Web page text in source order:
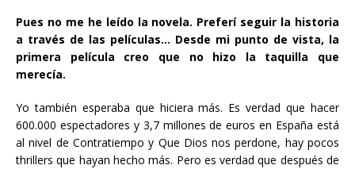
Pues no me he leído la novela. Preferí seguir la historia
a través de las películas… Desde mi punto de vista, la
primera película creo que no hizo la taquilla que
merecía.
Yo también esperaba que hiciera más. Es verdad que hacer
600.000 espectadores y 3,7 millones de euros en España está
al nivel de Contratiempo y Que Dios nos perdone, hay pocos
thrillers que hayan hecho más. Pero es verdad que después de